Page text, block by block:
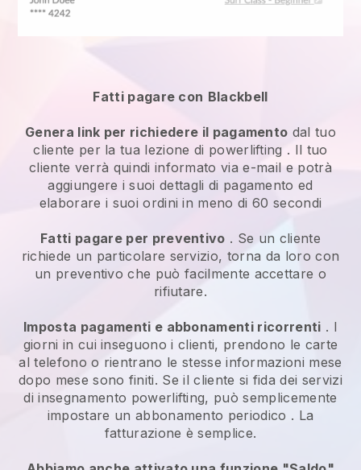
Fatti pagare con Blackbell
Genera link per richiedere il pagamento dal tuo
cliente per la tua lezione di powerlifting . Il tuo
cliente verrà quindi informato via e-mail e potrà
aggiungere i suoi dettagli di pagamento ed
elaborare i suoi ordini in meno di 60 secondi
Fatti pagare per preventivo . Se un cliente
richiede un particolare servizio, torna da loro con
un preventivo che può facilmente accettare o
rifiutare.
Imposta pagamenti e abbonamenti ricorrenti . I
giorni in cui inseguono i clienti, prendono le carte
al telefono o rientrano le stesse informazioni mese
dopo mese sono finiti. Se il cliente si fida dei servizi
di insegnamento powerlifting, può semplicemente
impostare un abbonamento periodico . La
fatturazione è semplice.